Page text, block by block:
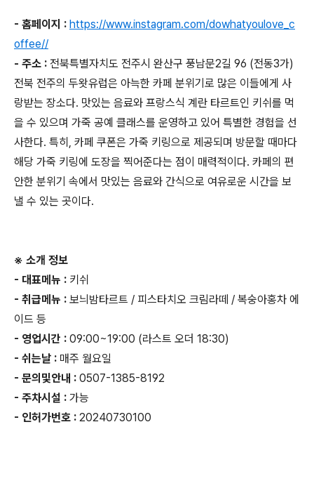
- 홈페이지 : https://www.instagram.com/dowhatyoulove_c
offee//
- 주소 : 전북특별자치도 전주시 완산구 풍남문2길 96 (전동3가)
전북 전주의 두왓유럽은 아늑한 카페 분위기로 많은 이들에게 사
랑받는 장소다. 맛있는 음료와 프랑스식 계란 타르트인 키쉬를 먹
을 수 있으며 가죽 공예 클래스를 운영하고 있어 특별한 경험을 선
사한다. 특히, 카페 쿠폰은 가죽 키링으로 제공되며 방문할 때마다
해당 가죽 키링에 도장을 찍어준다는 점이 매력적이다. 카페의 편
안한 분위기 속에서 맛있는 음료와 간식으로 여유로운 시간을 보
낼 수 있는 곳이다.
※ 소개 정보
- 대표메뉴 : 키쉬
- 취급메뉴 : 보늬밤타르트 / 피스타치오 크림라떼 / 복숭아홍차 에
이드 등
- 영업시간 : 09:00~19:00 (라스트 오더 18:30)
- 쉬는날 : 매주 월요일
- 문의및안내 : 0507-1385-8192
- 주차시설 : 가능
- 인허가번호 : 20240730100